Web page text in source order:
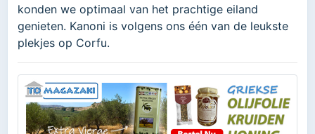
konden we optimaal van het prachtige eiland
genieten. Kanoni is volgens ons één van de leukste
plekjes op Corfu.